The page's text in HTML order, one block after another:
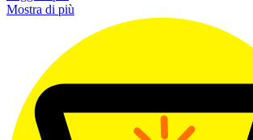
Mostra di più